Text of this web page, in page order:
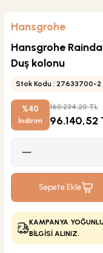
Hansgrohe
Hansgrohe
Duş kolonu
Stok Kodu : 27633700-2
%40
İndirim
160.234,20 TL
96.140,52
Sepete Ekle
KAMPANYA
BİLGİSİ ALINIZ.